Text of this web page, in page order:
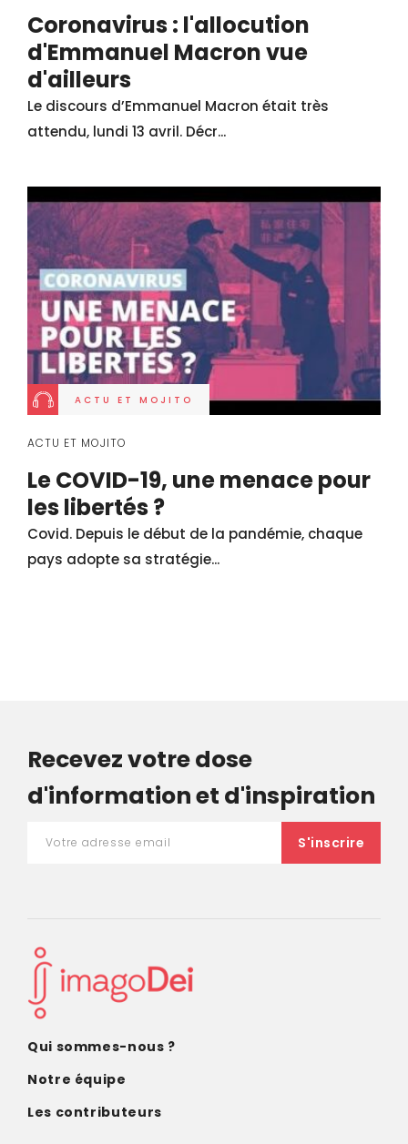
Coronavirus : l'allocution
d'Emmanuel Macron vue
d'ailleurs
Le discours d’Emmanuel Macron était très
attendu, lundi 13 avril. Décr...
ACTU ET MOJITO
ACTU ET MOJITO
Le COVID-19, une menace pour
les libertés ?
Covid. Depuis le début de la pandémie, chaque
pays adopte sa stratégie...
Recevez votre dose
d'information et d'inspiration
Qui sommes-nous ?
Notre équipe
Les contributeurs